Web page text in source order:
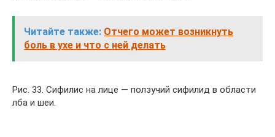
Читайте также: Отчего может возникнуть
боль в ухе и что с ней делать
Рис. 33. Сифилис на лице — ползучий сифилид в области
лба и шеи.